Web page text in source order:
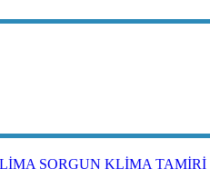
SORGUN KLİMA TAMİRİ